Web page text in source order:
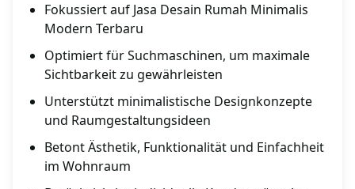
Fokussiert auf Jasa Desain Rumah Minimalis
Modern Terbaru
Optimiert für Suchmaschinen, um maximale
Sichtbarkeit zu gewährleisten
Unterstützt minimalistische Designkonzepte
und Raumgestaltungsideen
Betont Ästhetik, Funktionalität und Einfachheit
im Wohnraum